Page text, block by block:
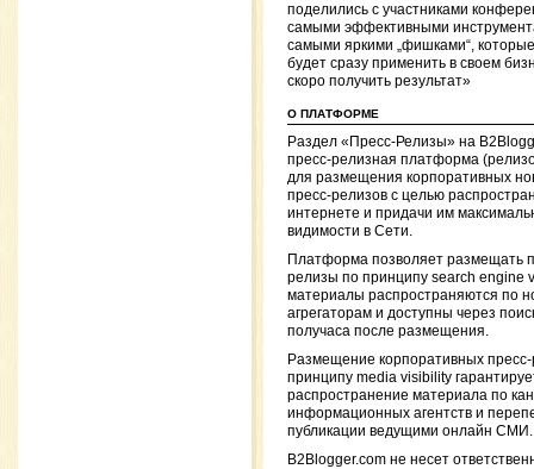
поделились с участниками
самыми эффективными
самыми яркими „фишками“,
будет сразу применить в своем
скоро получить результат»
О ПЛАТФОРМЕ
Раздел «Пресс-Релизы» на
пресс-релизная платформа
для размещения корпоративных
пресс-релизов с целью
интернете и придачи им
видимости в Сети.
Платформа позволяет размещать
релизы по принципу search engine
материалы распространяются по
агрегаторам и доступны через
получаса после размещения.
Размещение корпоративных
принципу media visibility
распространение материала по
информационных агентств и
публикации ведущими онлайн СМИ.
B2Blogger.com не несет